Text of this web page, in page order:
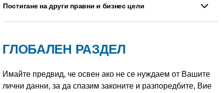
Постигане на други правни и бизнес цели
ГЛОБАЛЕН РАЗДЕЛ
Имайте предвид, че освен ако не се нуждаем от Вашите
лични данни, за да спазим законите и разпоредбите, Вие